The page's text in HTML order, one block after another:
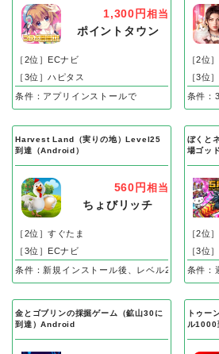
1,300円 相当
ポイントタウン
［2位］ECナビ
［3位］ハピタス
条件：アプリインストールで
［2位
［3位］
条件：
Harvest Land（実りの地）Level25
到達（Android）
560円 相当
ちょびリッチ
［2位］すぐたま
［3位］ECナビ
条件：新規インストール後、レベル25到達で成
ぼくと
場ゴッ
［2位
［3位］
条件：
金とゴブリンの採掘ゲーム（鉱山30に
到達）Android
トゥー
ル1000